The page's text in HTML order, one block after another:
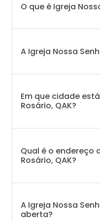
O que é Igreja
A Igreja Nossa
Em que cidade
Rosário, QAK?
Qual é o endereço
Rosário, QAK?
A Igreja Nossa
aberta?